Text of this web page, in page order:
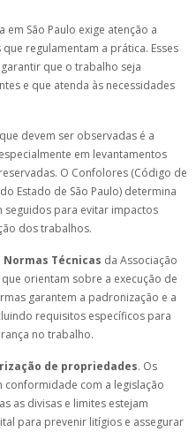
São Paulo exige atenção a
regulamentam a prática. Esses
que o trabalho seja
e que atenda às necessidades
devem ser observadas é a
em levantamentos
O Confolores (Código de
Estado de São Paulo) determina
para evitar impactos
dos trabalhos.
Normas Técnicas da Associação
orientam sobre a execução de
garantem a padronização e a
requisitos específicos para
no trabalho.
de propriedades. Os
com a legislação
as divisas e limites estejam
para prevenir litígios e assegurar